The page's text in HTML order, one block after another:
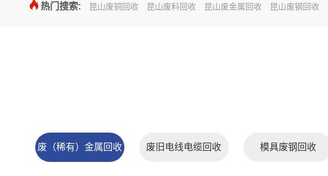
热门搜索: 昆山废铜回收 昆山废料回收 昆山废金属回收 昆山废钢回收
废（稀有）金属回收 废旧电线电缆回收 模具废钢回收